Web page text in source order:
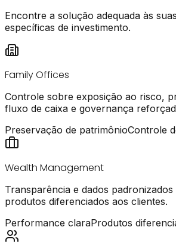
Encontre a solução adequada às
específicas de investimento.
Family Offices
Controle sobre exposição ao risco,
fluxo de caixa e governança
Preservação de patrimônioControle
Wealth Management
Transparência e dados
produtos diferenciados aos clientes.
Performance claraProdutos